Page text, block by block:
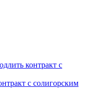
контракт с
с солигорским